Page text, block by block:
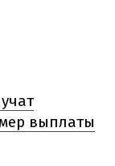
выплаты